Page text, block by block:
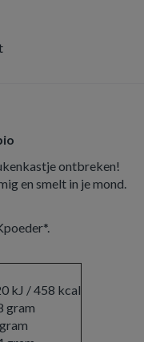
ontbreken!
en smelt in je mond.
kJ / 458 kcal
gram